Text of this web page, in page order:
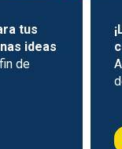
tus
ideas
de